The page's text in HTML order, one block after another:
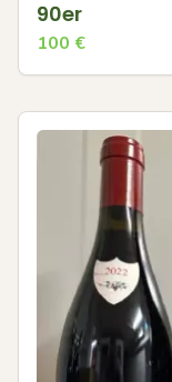
90er
100 €